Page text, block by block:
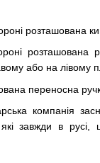
розташована
розташована
або на лівому
переносна
компанія
завжди в русі,